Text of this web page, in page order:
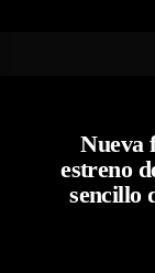
Nueva
estreno
sencillo